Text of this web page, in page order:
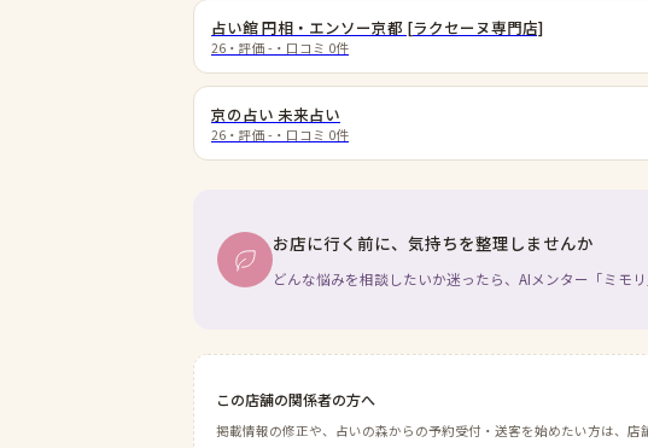
占い館 円相・エンソー京都 [ラクセーヌ専門店]
26 ・評価 - ・口コミ 0件
京の占い 未来占い
26 ・評価 - ・口コミ 0件
お店に行く前に、気持ちを整理しませんか
どんな悩みを相談したいか迷ったら、AIメンター「ミモリ
この店舗の関係者の方へ
掲載情報の修正や、占いの森からの予約受付・送客を始めたい方は、店